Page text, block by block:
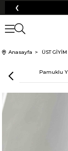
❮
Anasayfa ÜST GİYİM
Pamuklu